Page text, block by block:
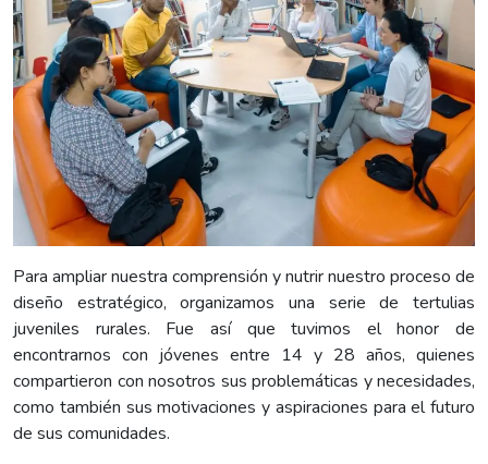
Para ampliar nuestra comprensión y nutrir nuestro proceso de
diseño estratégico, organizamos una serie de tertulias
juveniles rurales. Fue así que tuvimos el honor de
encontrarnos con jóvenes entre 14 y 28 años, quienes
compartieron con nosotros sus problemáticas y necesidades,
como también sus motivaciones y aspiraciones para el futuro
de sus comunidades.